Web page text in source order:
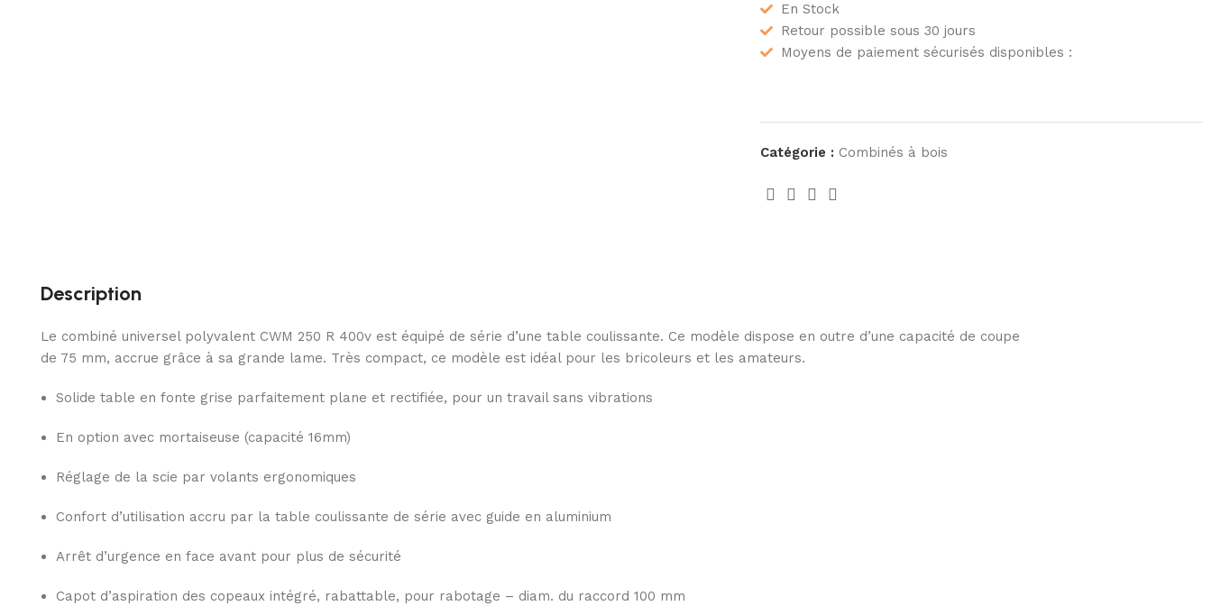
En Stock
Retour possible sous 30 jours
Moyens de paiement sécurisés disponibles :
Catégorie : Combinés à bois
Description
Le combiné universel polyvalent CWM 250 R 400v est équipé de série d’une table coulissante. Ce modèle dispose en outre d’une capacité de coupe
de 75 mm, accrue grâce à sa grande lame. Très compact, ce modèle est idéal pour les bricoleurs et les amateurs.
Solide table en fonte grise parfaitement plane et rectifiée, pour un travail sans vibrations
En option avec mortaiseuse (capacité 16mm)
Réglage de la scie par volants ergonomiques
Confort d’utilisation accru par la table coulissante de série avec guide en aluminium
Arrêt d’urgence en face avant pour plus de sécurité
Capot d’aspiration des copeaux intégré, rabattable, pour rabotage – diam. du raccord 100 mm